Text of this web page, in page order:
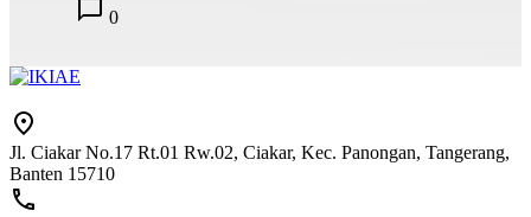
0
Jl. Ciakar No.17 Rt.01 Rw.02, Ciakar, Kec. Panongan, Tangerang,
Banten 15710